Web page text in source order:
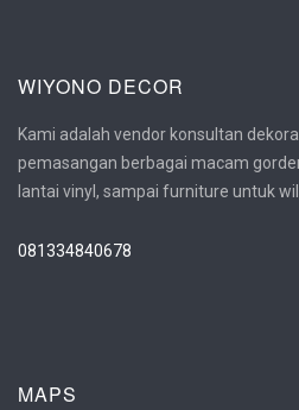
WIYONO DECOR
Kami adalah vendor konsultan
pemasangan berbagai macam
lantai vinyl, sampai furniture untuk
081334840678
MAPS